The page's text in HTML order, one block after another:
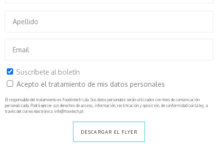
Suscríbete al boletín
Acepto el tratamiento de mis datos personales
El responsable del tratamiento es Foodintech Lda. Sus datos personales serán utilizados con fines de comunicación
personalizada. Podrá ejercer sus derechos de acceso, información, rectificación y oposición, de conformidad con la ley, a
través del correo electrónico info@flowtech.pt.
DESCARGAR EL FLYER